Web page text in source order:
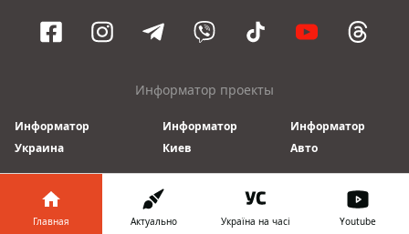
Информатор проекты
Информатор
Украина
Информатор
Киев
Информатор
Авто
© 2016-2026 Informator
Главная Актуально Україна на часі Youtube